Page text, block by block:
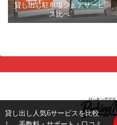
貸し出し駐車場シェアサービ
ス比べ
貸し出し人気6サービスを比較